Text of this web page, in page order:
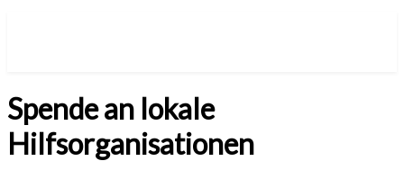
Spende an lokale
Hilfsorganisationen